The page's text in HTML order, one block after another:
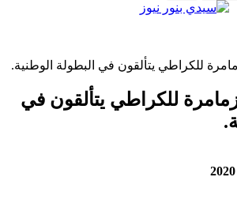
للكراطي يتألقون في البطولة الوطنية.
للكراطي يتألقون في